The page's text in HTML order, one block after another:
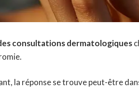
consultations dermatologiques
la réponse se trouve peut-être